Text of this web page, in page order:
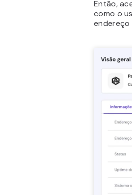
Então,
como o
endereço